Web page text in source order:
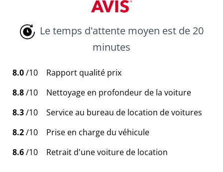
Le temps d'attente moyen est de 20
minutes
8.0/10
Rapport qualité prix
8.8/10
Nettoyage en profondeur de la voiture
8.3/10
Service au bureau de location de voitures
8.2/10
Prise en charge du véhicule
8.6/10 Retrait d'une voiture de location